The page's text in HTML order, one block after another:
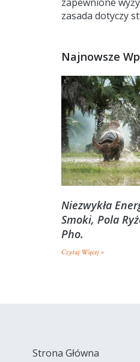
zasada dotyczy
Najnowsze
Niezwykła
Smoki, Pola
Pho.
Czytaj Więcej »
Strona Główna